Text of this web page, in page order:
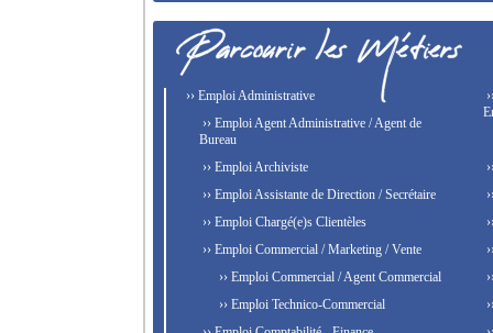
›› Emploi Administrative
›› Emploi Agent Administrative / Agent de
Bureau
›› Emploi Archiviste
›› Emploi Assistante de Direction / Secrétaire
›› Emploi Chargé(e)s Clientèles
›› Emploi Commercial / Marketing / Vente
›› Emploi Commercial / Agent Commercial
›› Emploi Technico-Commercial